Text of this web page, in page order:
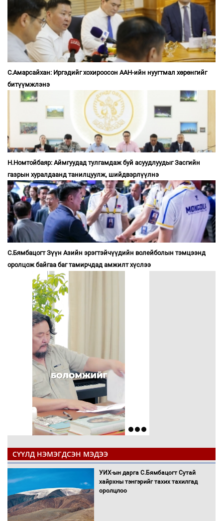
С.Амарсайхан: Иргэдийг хохироосон ААН-ийн нуугтмал хөрөнгийг
битүүмжлэнэ
Н.Номтойбаяр: Аймгуудад тулгамдаж буй асуудлуудыг Засгийн
газрын хуралдаанд танилцуулж, шийдвэрлүүлнэ
С.Бямбацогт Зүүн Азийн эрэгтэйчүүдийн волейболын тэмцээнд
оролцож байгаа баг тамирчдад амжилт хүслээ
СҮҮЛД НЭМЭГДСЭН МЭДЭЭ
УИХ-ын дарга С.Бямбацогт Сутай
хайрхны тэнгэрийг тахих тахилгад
оролцлоо